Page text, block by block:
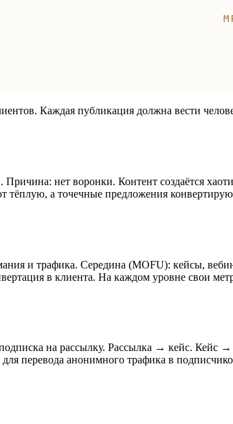
Каждая публикация должна вести
нет воронки. Контент создаётся
тёплую, а точечные предложения
и трафика. Середина (MOFU): кейсы,
в клиента. На каждом уровне свои
на рассылку. Рассылка → кейс. Кейс →
перевода анонимного трафика в